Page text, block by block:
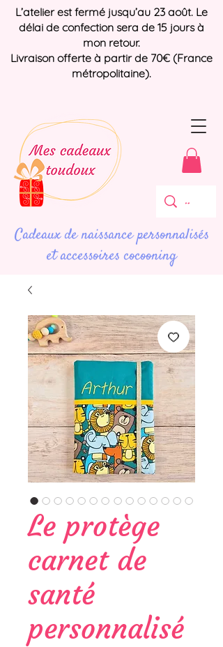
Cadeaux de naissance personnalisés
et accessoires cocooning
L’atelier est fermé jusqu’au 23 août. Le
délai de confection sera de 15 jours à
mon retour.
Livraison offerte à partir de 70€ (France
métropolitaine).
Le protège
carnet de
santé
personnalisé